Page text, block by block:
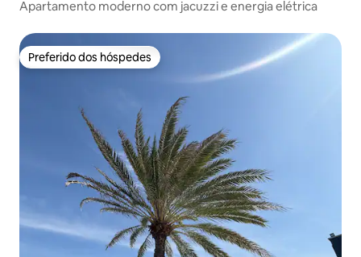
Apartamento moderno com jacuzzi e energia elétrica
Preferido dos hóspedes
Preferido dos hóspedes